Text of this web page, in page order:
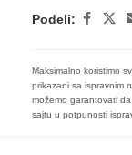
Podeli:
Maksimalno koristimo
prikazani sa ispravnim
možemo garantovati
sajtu u potpunosti